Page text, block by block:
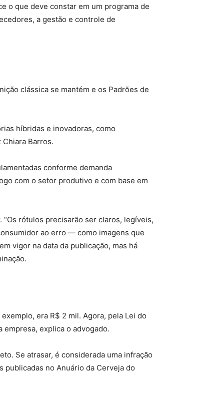
o que deve constar em um programa de
a gestão e controle de
clássica se mantém e os Padrões de
híbridas e inovadoras, como
Barros.
conforme demanda
com o setor produtivo e com base em
rótulos precisarão ser claros, legíveis,
ao erro — como imagens que
vigor na data da publicação, mas há
era R$ 2 mil. Agora, pela Lei do
explica o advogado.
Se atrasar, é considerada uma infração
no Anuário da Cerveja do